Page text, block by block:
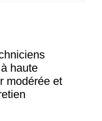
haute
modérée et